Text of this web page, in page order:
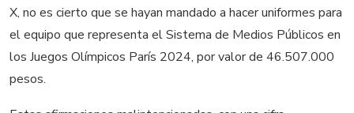
X, no es cierto que se hayan mandado a hacer uniformes para
el equipo que representa el Sistema de Medios Públicos en
los Juegos Olímpicos París 2024, por valor de 46.507.000
pesos.